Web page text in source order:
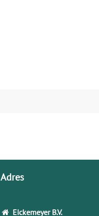
Adres
Eickemeyer B.V.